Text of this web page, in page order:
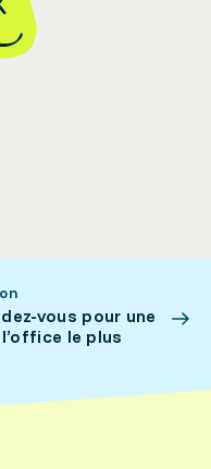
vous pour une
le plus